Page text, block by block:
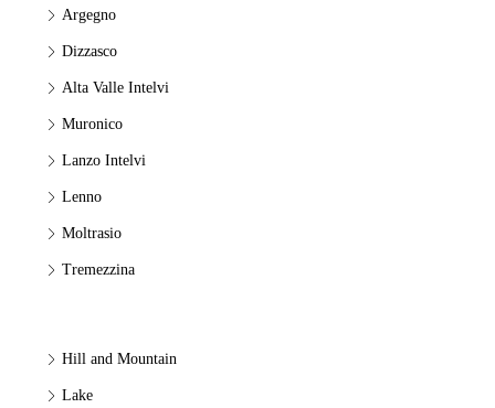
Argegno
Dizzasco
Alta Valle Intelvi
Muronico
Lanzo Intelvi
Lenno
Moltrasio
Tremezzina
Hill and Mountain
Lake